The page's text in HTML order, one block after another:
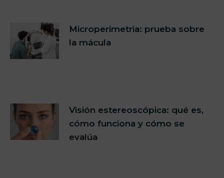
Microperimetria: prueba sobre
la mácula
Visión estereoscópica: qué es,
cómo funciona y cómo se
evalúa